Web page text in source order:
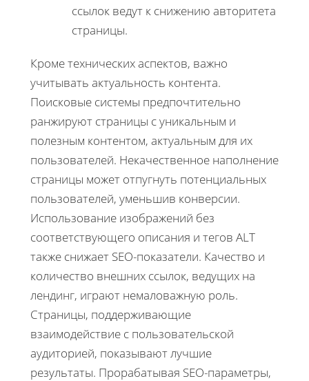
ссылок ведут к снижению авторитета
страницы.
Кроме технических аспектов, важно
учитывать актуальность контента.
Поисковые системы предпочтительно
ранжируют страницы с уникальным и
полезным контентом, актуальным для их
пользователей. Некачественное наполнение
страницы может отпугнуть потенциальных
пользователей, уменьшив конверсии.
Использование изображений без
соответствующего описания и тегов ALT
также снижает SEO-показатели. Качество и
количество внешних ссылок, ведущих на
лендинг, играют немаловажную роль.
Страницы, поддерживающие
взаимодействие с пользовательской
аудиторией, показывают лучшие
результаты. Прорабатывая SEO-параметры,